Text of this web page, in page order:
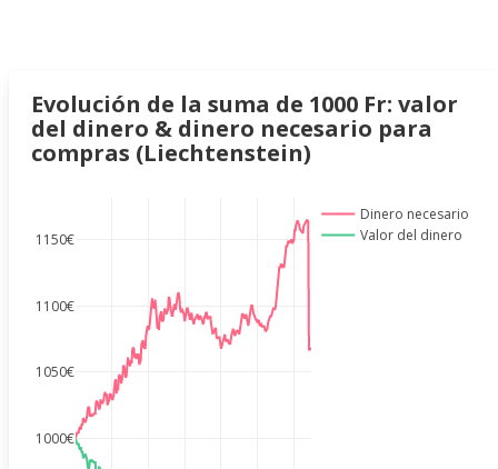
Evolución de la suma de 1000 Fr: valor
del dinero & dinero necesario para
compras (Liechtenstein)
1000€
1050€
1100€
1150€
Dinero necesario
Valor del dinero